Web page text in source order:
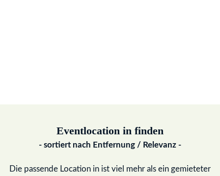
Eventlocation in finden
- sortiert nach Entfernung / Relevanz -
Die passende Location in ist viel mehr als ein gemieteter